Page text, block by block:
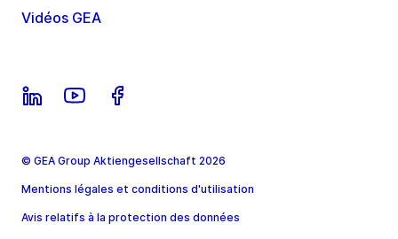
Vidéos GEA
© GEA Group Aktiengesellschaft 2026
Mentions légales et conditions d'utilisation
Avis relatifs à la protection des données